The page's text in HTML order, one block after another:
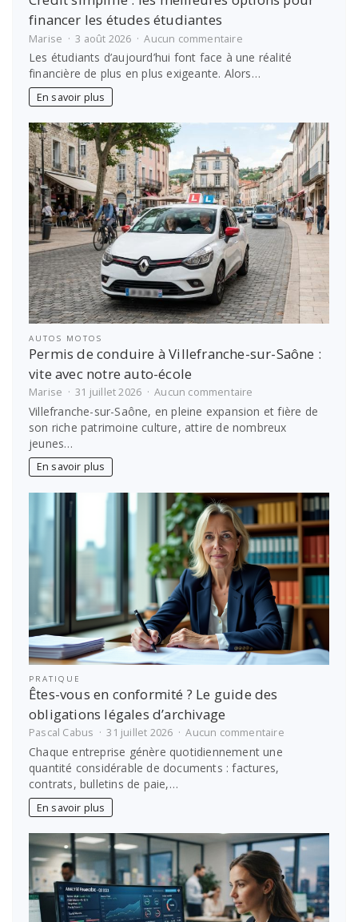
financer les études étudiantes
Marise 3 août 2026 Aucun commentairesur
Crédit
simplifié
:
options
financer
études
étudiantes
Les étudiants d’aujourd’hui font face à une réalité
financière de plus en plus exigeante. Alors…
En savoir plus
AUTOS MOTOS
Permis de conduire à Villefranche-sur-Saône :
vite avec notre auto-école
Marise 31 juillet 2026 Aucun commentaire
Permis
de
conduire
:
vite
avec
notre
auto-
école
Villefranche-sur-Saône, en pleine expansion et fière de
son riche patrimoine culture, attire de nombreux
jeunes…
En savoir plus
PRATIQUE
Êtes-vous en conformité ? Le guide des
obligations légales d’archivage
Pascal Cabus 31 juillet 2026 Aucun commentairesur
des
obligations
légales
d’archivage
Chaque entreprise génère quotidiennement une
quantité considérable de documents : factures,
contrats, bulletins de paie,…
En savoir plus